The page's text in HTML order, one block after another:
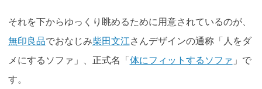
それを下からゆっくり眺めるために用意されているのが、
無印良品でおなじみ柴田文江さんデザインの通称「人をダ
メにするソファ」、 正式名「体にフィットするソファ 」で
す。